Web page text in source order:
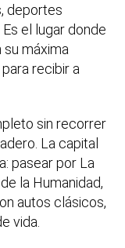
deportes
el lugar donde
su máxima
recibir a
sin recorrer
La capital
pasear por La
la Humanidad,
autos clásicos,
vida.